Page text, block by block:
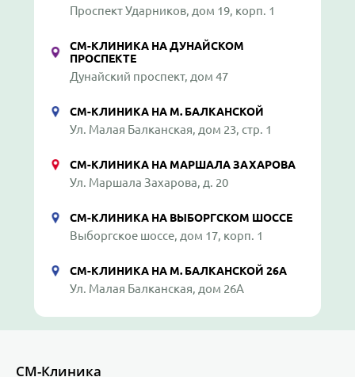
Проспект Ударников, дом 19, корп. 1
СМ-КЛИНИКА НА ДУНАЙСКОМ
ПРОСПЕКТЕ
Дунайский проспект, дом 47
СМ-КЛИНИКА НА М. БАЛКАНСКОЙ
Ул. Малая Балканская, дом 23, стр. 1
СМ-КЛИНИКА НА МАРШАЛА ЗАХАРОВА
Ул. Маршала Захарова, д. 20
СМ-КЛИНИКА НА ВЫБОРГСКОМ ШОССЕ
Выборгское шоссе, дом 17, корп. 1
СМ-КЛИНИКА НА М. БАЛКАНСКОЙ 26А
Ул. Малая Балканская, дом 26А
СМ-Клиника